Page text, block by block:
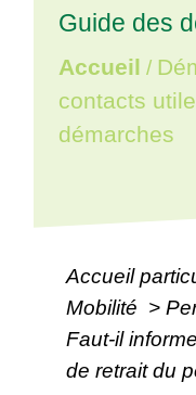
Guide des
Accueil /
contacts
démarches
Accueil
Mobilité >
Faut-il
de retrait du